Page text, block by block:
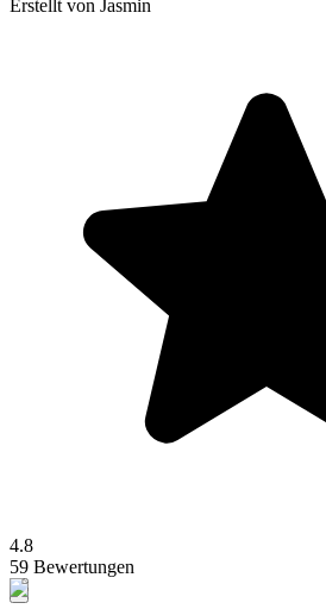
Erstellt von Jasmin
4.8
59 Bewertungen